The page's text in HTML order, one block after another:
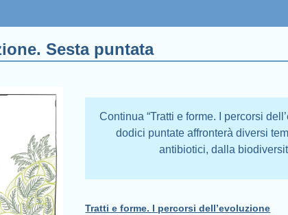
Sesta puntata
Continua “Tratti e forme. I percorsi
dodici puntate affronterà diversi
antibiotici, dalla
Tratti e forme. I percorsi dell’evoluzione